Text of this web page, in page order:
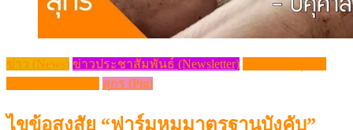
ข่าว (News) ข่าวประชาสัมพันธ์ (Newsletter)
สุกร (Pig)
ไขข้อสงสัย “ฟาร์มหมูมาตรฐานบังคับ”